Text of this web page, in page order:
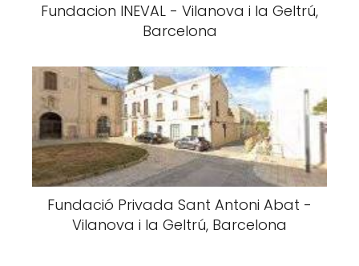
Fundacion INEVAL - Vilanova i la Geltrú,
Barcelona
Fundació Privada Sant Antoni Abat -
Vilanova i la Geltrú, Barcelona